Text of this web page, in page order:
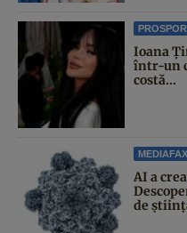
Ioana
într-un
costă...
AI a
de